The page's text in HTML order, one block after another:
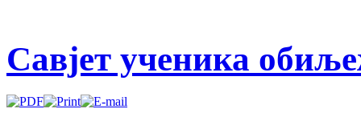
Савјет ученика